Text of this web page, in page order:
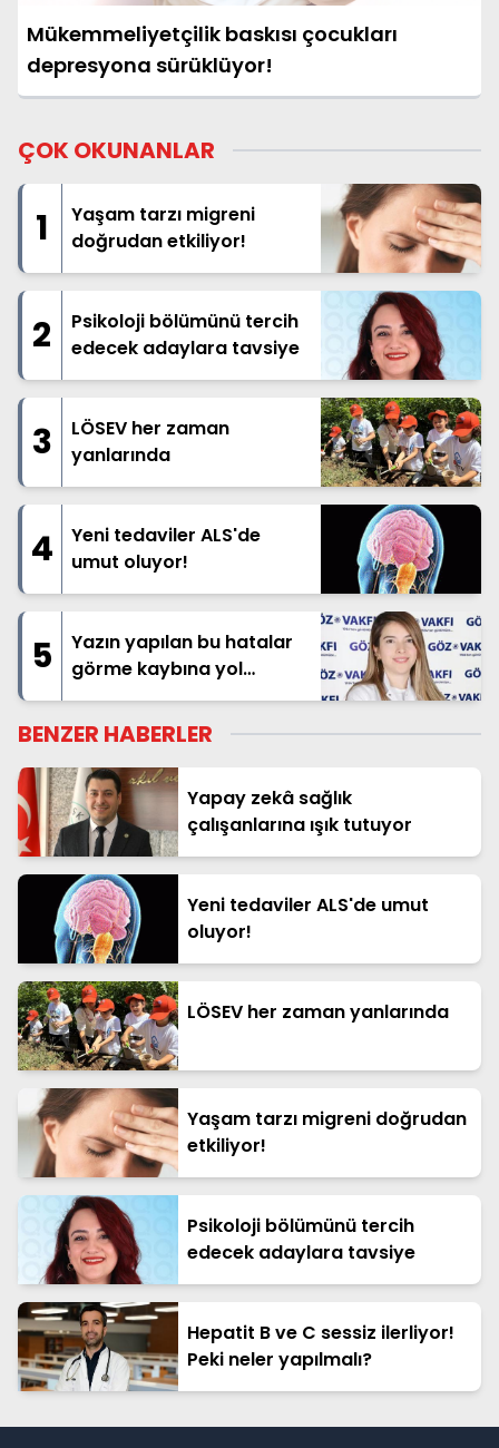
Mükemmeliyetçilik baskısı çocukları
depresyona sürüklüyor!
ÇOK OKUNANLAR
1
Yaşam tarzı migreni
doğrudan etkiliyor!
2
Psikoloji bölümünü tercih
edecek adaylara tavsiye
3
LÖSEV her zaman
yanlarında
4
Yeni tedaviler ALS'de
umut oluyor!
5
Yazın yapılan bu hatalar
görme kaybına yol
açabilir!
BENZER HABERLER
Yapay zekâ sağlık
çalışanlarına ışık tutuyor
Yeni tedaviler ALS'de umut
oluyor!
LÖSEV her zaman yanlarında
Yaşam tarzı migreni doğrudan
etkiliyor!
Psikoloji bölümünü tercih
edecek adaylara tavsiye
Hepatit B ve C sessiz ilerliyor!
Peki neler yapılmalı?